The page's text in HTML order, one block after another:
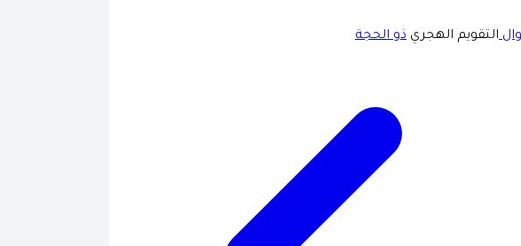
التقويم الهجري ذو الحجة